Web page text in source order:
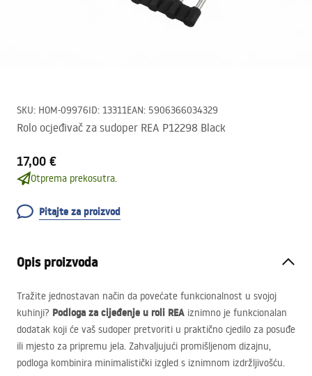
SKU: HOM-09976ID: 13311EAN: 5906366034329
Rolo ocjeđivač za sudoper REA P12298 Black
17,00 €
Otprema prekosutra.
Pitajte za proizvod
Opis proizvoda
Tražite jednostavan način da povećate funkcionalnost u svojoj
kuhinji? Podloga za cijeđenje u roli REA iznimno je funkcionalan
dodatak koji će vaš sudoper pretvoriti u praktično cjedilo za posuđe
ili mjesto za pripremu jela. Zahvaljujući promišljenom dizajnu,
podloga kombinira minimalistički izgled s iznimnom izdržljivošću.